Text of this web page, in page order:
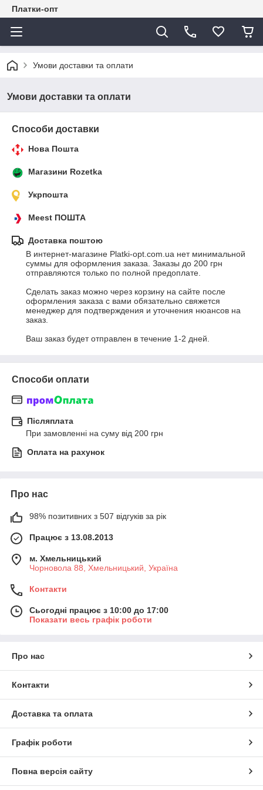
Платки-опт
Умови доставки та оплати
Умови доставки та оплати
Способи доставки
Нова Пошта
Магазини Rozetka
Укрпошта
Meest ПОШТА
Доставка поштою
В интернет-магазине Platki-opt.com.ua нет минимальной
суммы для оформления заказа. Заказы до 200 грн
отправляются только по полной предоплате.
Сделать заказ можно через корзину на сайте после
оформления заказа с вами обязательно свяжется
менеджер для подтверждения и уточнения нюансов на
заказ.
Ваш заказ будет отправлен в течение 1-2 дней.
Способи оплати
Післяплата
При замовленні на суму від 200 грн
Оплата на рахунок
Про нас
98% позитивних з 507 відгуків за рік
Працює з 13.08.2013
м. Хмельницький
Чорновола 88, Хмельницький, Україна
Контакти
Сьогодні працює з 10:00 до 17:00
Показати весь графік роботи
Про нас
Контакти
Доставка та оплата
Графік роботи
Повна версія сайту